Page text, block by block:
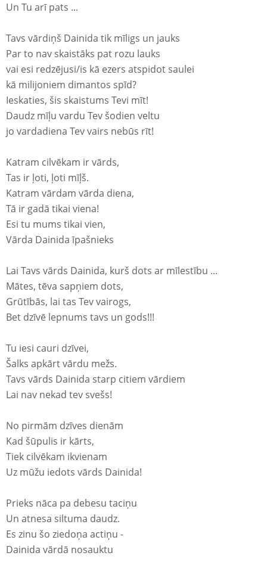
Un Tu arī pats ...
Tavs vārdiņš Dainida tik mīligs un jauks
Par to nav skaistāks pat rozu lauks
vai esi redzējusi/is kā ezers atspidot saulei
kā milijoniem dimantos spīd?
Ieskaties, šis skaistums Tevi mīt!
Daudz mīļu vardu Tev šodien veltu
jo vardadiena Tev vairs nebūs rīt!
Katram cilvēkam ir vārds,
Tas ir ļoti, ļoti mīļš.
Katram vārdam vārda diena,
Tā ir gadā tikai viena!
Esi tu mums tikai vien,
Vārda Dainida īpašnieks
Lai Tavs vārds Dainida, kurš dots ar mīlestību ...
Mātes, tēva sapņiem dots,
Grūtībās, lai tas Tev vairogs,
Bet dzīvē lepnums tavs un gods!!!
Tu iesi cauri dzīvei,
Šalks apkārt vārdu mežs.
Tavs vārds Dainida starp citiem vārdiem
Lai nav nekad tev svešs!
No pirmām dzīves dienām
Kad šūpulis ir kārts,
Tiek cilvēkam ikvienam
Uz mūžu iedots vārds Dainida!
Prieks nāca pa debesu taciņu
Un atnesa siltuma daudz.
Es zinu šo ziedoņa actiņu -
Dainida vārdā nosauktu